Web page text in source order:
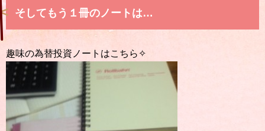
そしてもう１冊のノートは…
趣味の為替投資ノートはこちら✧